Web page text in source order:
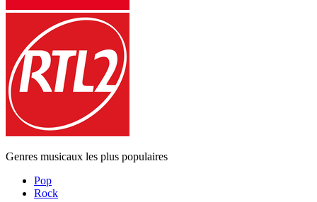
Genres musicaux les plus populaires
Pop
Rock